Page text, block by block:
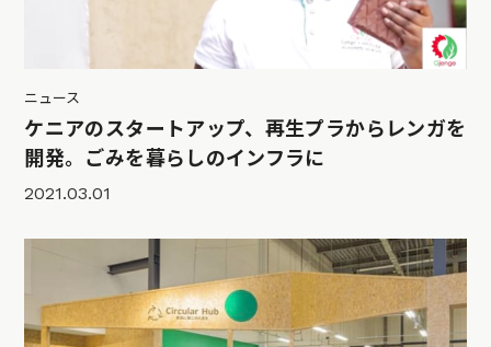
ニュース
ケニアのスタートアップ、再生プラからレンガを
開発。ごみを暮らしのインフラに
2021.03.01